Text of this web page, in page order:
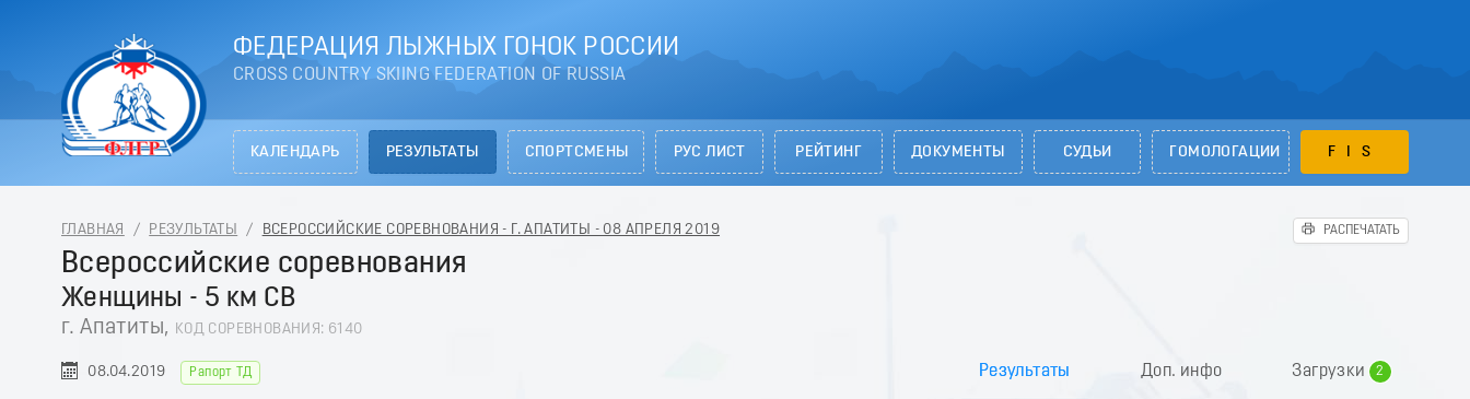
ФЕДЕРАЦИЯ ЛЫЖНЫХ ГОНОК РОССИИ
CROSS COUNTRY SKIING FEDERATION OF RUSSIA
КАЛЕНДАРЬ РЕЗУЛЬТАТЫ СПОРТСМЕНЫ РУС ЛИСТ РЕЙТИНГ ДОКУМЕНТЫ СУДЬИ ГОМОЛОГАЦИИ FIS
ГЛАВНАЯ / РЕЗУЛЬТАТЫ / ВСЕРОССИЙСКИЕ СОРЕВНОВАНИЯ - Г. АПАТИТЫ - 08 АПРЕЛЯ 2019 РАСПЕЧАТАТЬ
Всероссийские соревнования
Женщины - 5 км СВ
г. Апатиты, КОД СОРЕВНОВАНИЯ: 6140
08.04.2019 Рапорт ТД Результаты Доп. инфо Загрузки
2